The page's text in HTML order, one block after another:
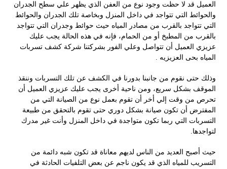
العميل قد لا حظت وجود نوع من العفن الذي يظهر علي سطح الجدران
والحوائط التي تتواجد في داخل المنزل وبخاصة تلك الجدران والحوائط
التي تتواجد بالقرب من مصادر المياه حيث حوائط وجدران التي تتواجد
بالقرب من المطبخ أو من الحمام، فإنه في هذه الحالة يجب عليك
عزيزي العميل أن تتواصل وعلي الفور بشركتنا شركة كشف تسربات
المياه بحى العزيزيه .
وذلك حتى نقوم من جانبنا بدورنا في الكشف عن تلك التسربات وننقذ
الموقف بشكل سريع، ومن ناحية أخرى يجب عليك عزيزي العميل أن
تحرص من وقت إلي أخر أن تقوم بعمل نوع من الصيانة التي من
المفترض أن تكون صيانة بشكل دوري حتى تقوم بالتحقق من طبيعة
التسربات التي ربما تكون متواجدة في داخل المنزل وأنت غير مدرك
لتواجدها.
حيث أصبح العديد من الناس لديهم معاناة قد تكون شبه دائمة من
التسريب للمياه الذي قد يكون ناجم عن بعض التلفيات الحادثة في